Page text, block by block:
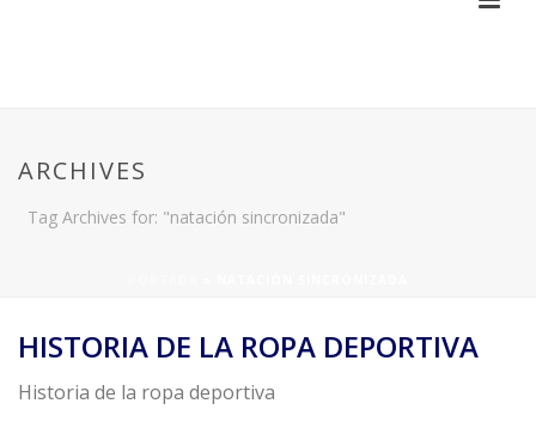
ARCHIVES
Tag Archives for: "natación sincronizada"
HISTORIA DE LA ROPA DEPORTIVA
Historia de la ropa deportiva